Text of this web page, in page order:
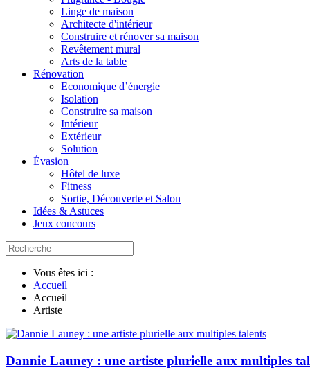
Linge de maison
Architecte d'intérieur
Construire et rénover sa maison
Revêtement mural
Arts de la table
Rénovation
Economique d’énergie
Isolation
Construire sa maison
Intérieur
Extérieur
Solution
Évasion
Hôtel de luxe
Fitness
Sortie, Découverte et Salon
Idées & Astuces
Jeux concours
Vous êtes ici :
Accueil
Accueil
Artiste
Dannie Launey : une artiste plurielle aux multiples